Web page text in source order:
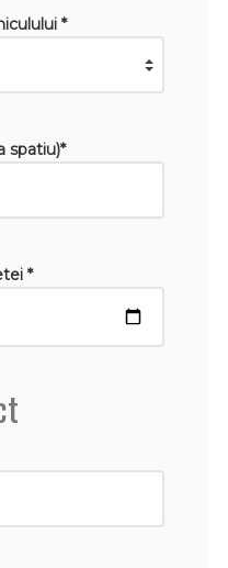
*
spatiu)*
*